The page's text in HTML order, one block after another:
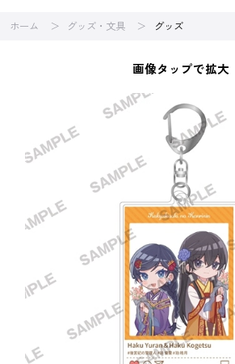
ホーム グッズ・文具 グッズ
画像タップで拡大